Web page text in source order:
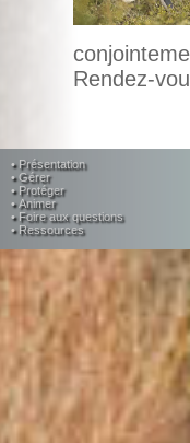
Rendez-
• Présentation
• Gérer
• Protéger
• Animer
• Foire aux questions
• Ressources